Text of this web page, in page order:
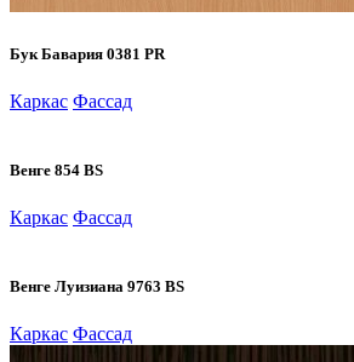
Бук Бавария 0381 PR
Каркас Фассад
Венге 854 BS
Каркас Фассад
Венге Луизиана 9763 BS
Каркас Фассад